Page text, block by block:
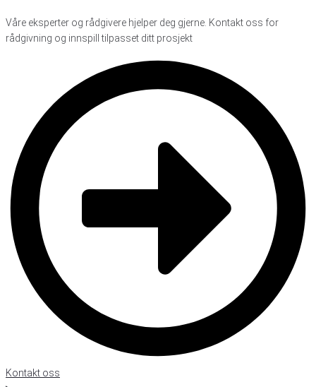
Våre eksperter og rådgivere hjelper deg gjerne. Kontakt oss for
rådgivning og innspill tilpasset ditt prosjekt
Kontakt oss